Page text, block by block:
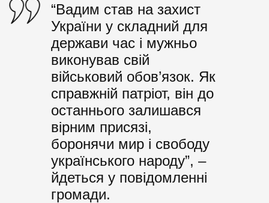
“Вадим став на захист
України у складний для
держави час і мужньо
виконував свій
військовий обов’язок. Як
справжній патріот, він до
останнього залишався
вірним присязі,
боронячи мир і свободу
українського народу”, –
йдеться у повідомленні
громади.